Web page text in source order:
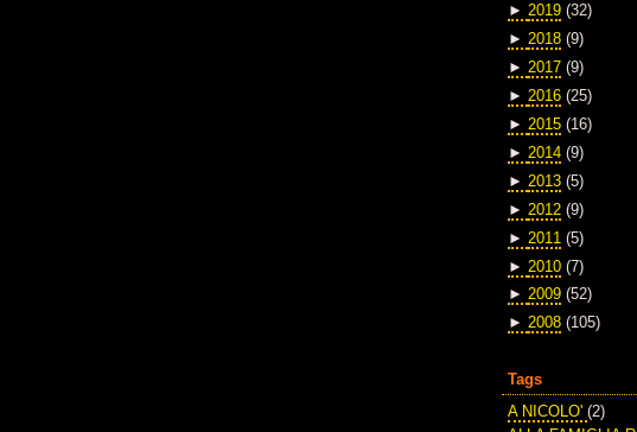
► 2019 (32)
► 2018 (9)
► 2017 (9)
► 2016 (25)
► 2015 (16)
► 2014 (9)
► 2013 (5)
► 2012 (9)
► 2011 (5)
► 2010 (7)
► 2009 (52)
► 2008 (105)
Tags
A NICOLO' (2)